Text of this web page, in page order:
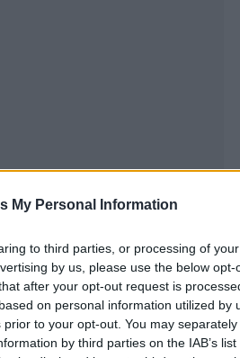
My Personal Information
to third parties, or processing of
by us, please use the below opt-
after your opt-out request is
on personal information utilized by
to your opt-out. You may
by third parties on the IAB’s